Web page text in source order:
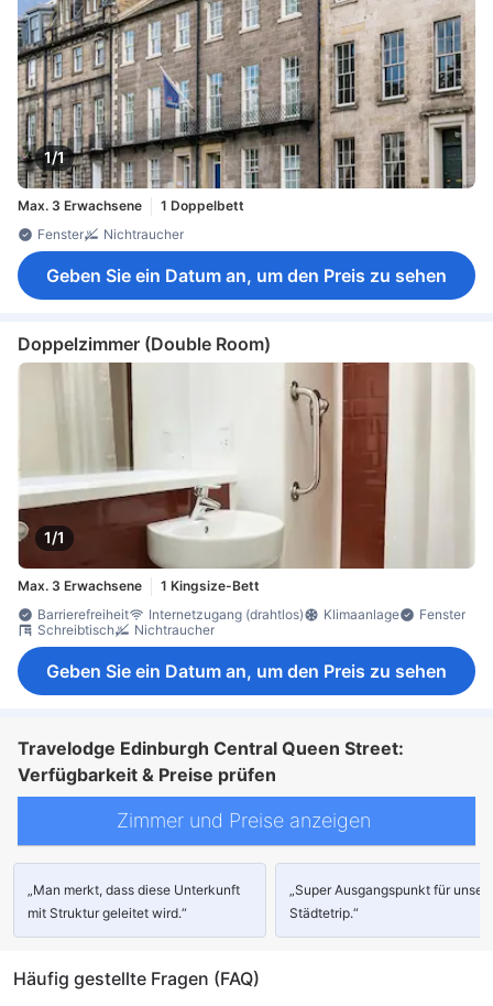
1/1
Max. 3 Erwachsene
1 Doppelbett
Fenster
Nichtraucher
Geben Sie ein Datum an, um den Preis zu sehen
Doppelzimmer (Double Room)
1/1
Max. 3 Erwachsene
1 Kingsize-Bett
Barrierefreiheit
Internetzugang (drahtlos) Klimaanlage
Fenster
Schreibtisch
Nichtraucher
Geben Sie ein Datum an, um den Preis zu sehen
Travelodge Edinburgh Central Queen Street:
Verfügbarkeit & Preise prüfen
Zimmer und Preise anzeigen
„Man merkt, dass diese Unterkunft
mit Struktur geleitet wird.“
„Super Ausgangspunkt für
Städtetrip.“
Häufig gestellte Fragen (FAQ)